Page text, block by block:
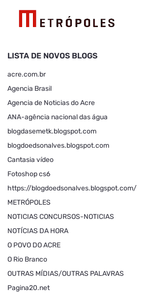
LISTA DE NOVOS BLOGS
acre.com.br
Agencia Brasil
Agencia de Noticias do Acre
ANA-agência nacional das água
blogdasemetk.blogspot.com
blogdoedsonalves.blogspot.com
Cantasia vídeo
Fotoshop cs6
https://blogdoedsonalves.blogspot.com/
METRÓPOLES
NOTICIAS CONCURSOS-NOTICIAS
NOTÍCIAS DA HORA
O POVO DO ACRE
O Rio Branco
OUTRAS MÍDIAS/OUTRAS PALAVRAS
Pagina20.net